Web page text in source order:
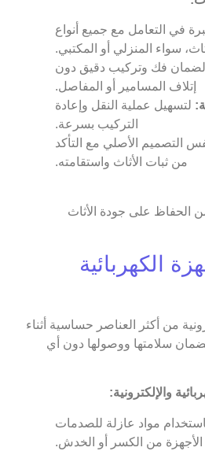
في التعامل مع جميع أنواع
سواء المنزلي أو المكتبي.
لضمان فك وتركيب دقيق دون
إتلاف المسامير أو المفاصل.
لتسهيل عملية النقل وإعادة
التركيب بسرعة.
التصميم الأصلي مع التأكد
من ثبات الأثاث واستقامته.
الحفاظ على جودة الأثاث
الكهربائية
من أكثر العناصر حساسية أثناء
سلامتها ووصولها دون أي
والإلكترونية:
مواد عازلة للصدمات
الأجهزة من الكسر أو الخدش.